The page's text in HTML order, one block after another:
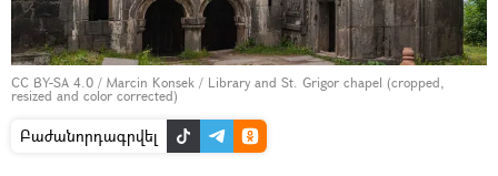
CC BY-SA 4.0 / Marcin Konsek / Library and St. Grigor chapel (cropped,
resized and color corrected)
Բաժանորդագրվել